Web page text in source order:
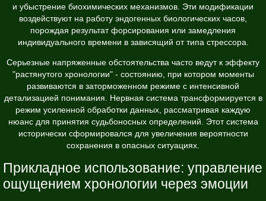
и убыстрение биохимических механизмов. Эти модификации
воздействуют на работу эндогенных биологических часов,
порождая результат форсирования или замедления
индивидуального времени в зависящий от типа стрессора.
Серьезные напряженные обстоятельства часто ведут к эффекту
"растянутого хронологии" - состоянию, при котором моменты
развиваются в заторможенном режиме с интенсивной
детализацией понимания. Нервная система трансформируется в
режим усиленной обработки данных, рассматривая каждую
нюанс для принятия судьбоносных определений. Этот система
исторически сформировался для увеличения вероятности
сохранения в опасных ситуациях.
Прикладное использование: управление
ощущением хронологии через эмоции